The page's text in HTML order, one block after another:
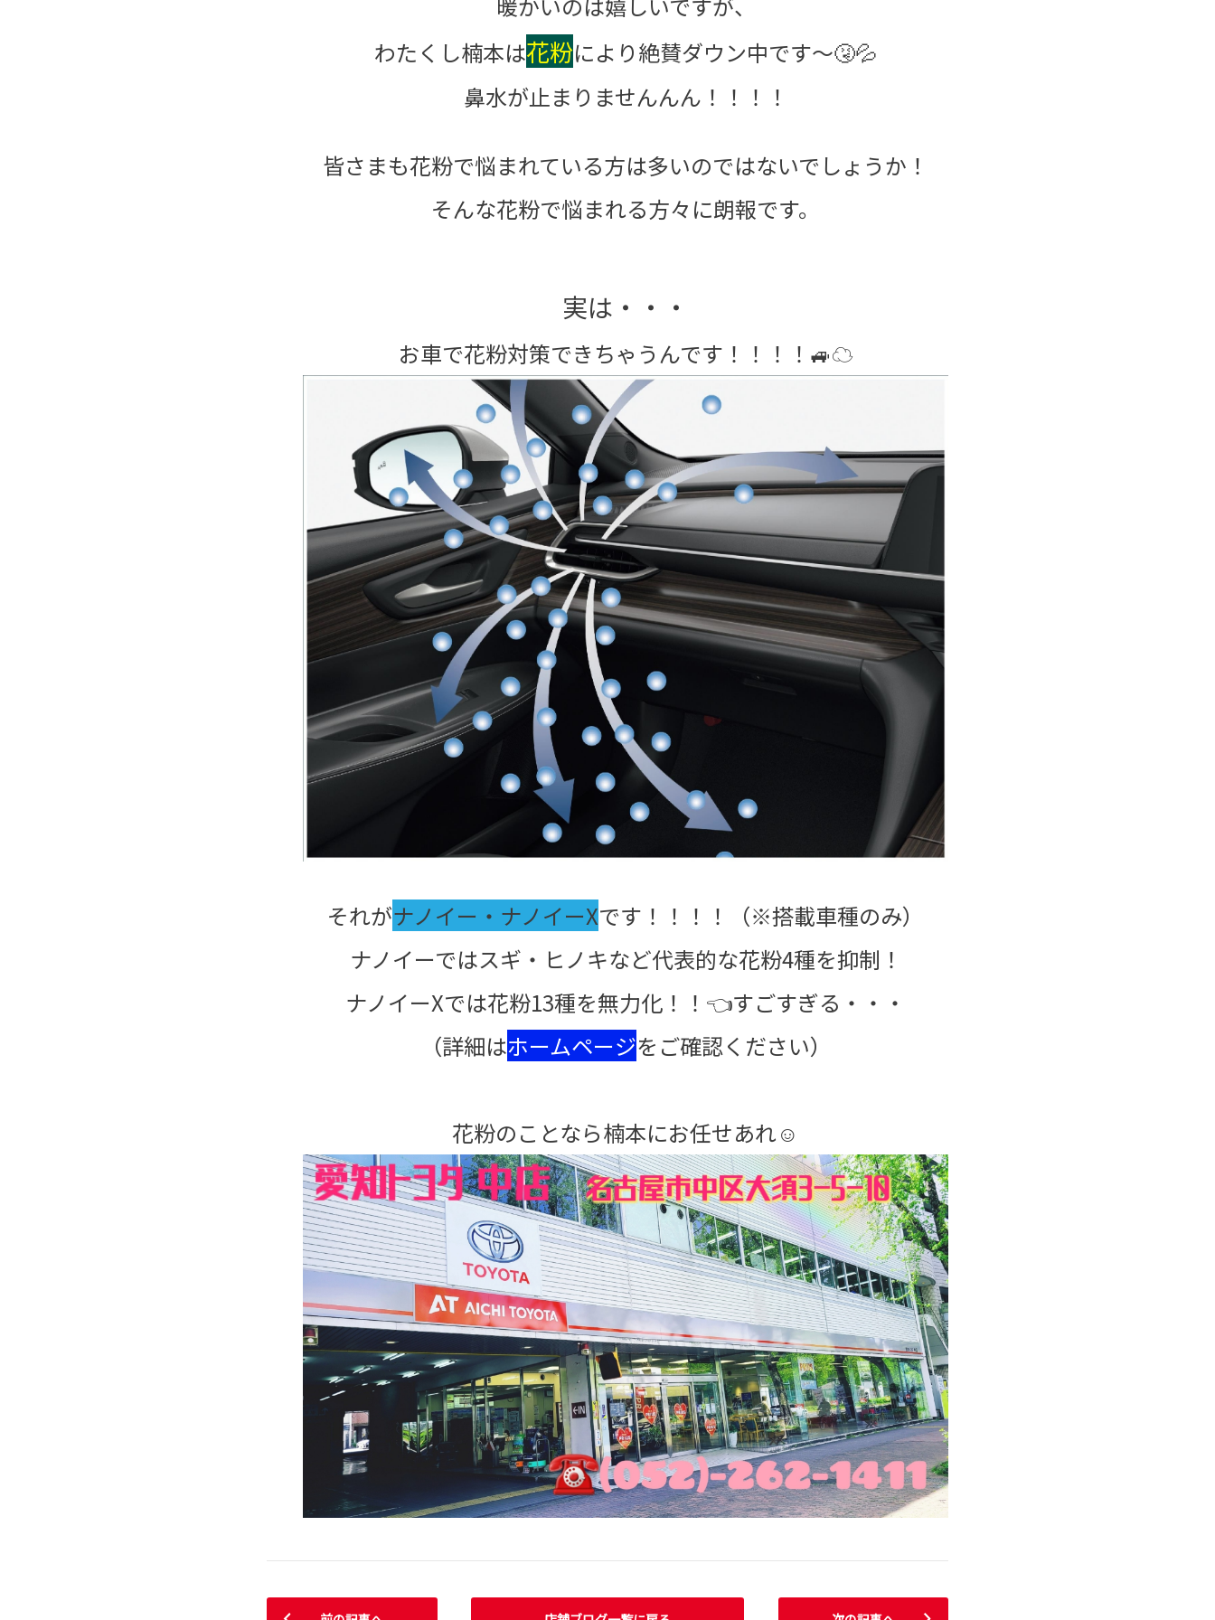
わたくし楠本は花粉により絶賛ダウン中です～🤧💦
鼻水が止まりませんんん！！！！
皆さまも花粉で悩まれている方は多いのではないでしょうか！
そんな花粉で悩まれる方々に朗報です。
実は・・・
お車で花粉対策できちゃうんです！！！！🚙☁
それがナノイー・ナノイーXです！！！！（※搭載車種のみ）
ナノイーではスギ・ヒノキなど代表的な花粉4種を抑制！
ナノイーXでは花粉13種を無力化！！👈すごすぎる・・・
（詳細はホームページをご確認ください）
花粉のことなら楠本にお任せあれ☺